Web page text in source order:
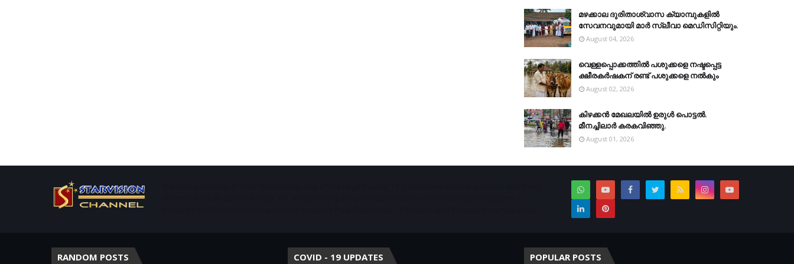
മഴക്കാല ദുരിതാശ്വാസ ക്യാമ്പുകളിൽ
സേവനവുമായി മാർ സ്ലീവാ മെഡിസിറ്റിയും.
August 04, 2026
വെള്ളപ്പൊക്കത്തില്‍ പശുക്കളെ നഷ്ടപ്പെട്ട
ക്ഷീരകര്‍ഷകന് രണ്ട് പശുക്കളെ നല്‍കും
August 02, 2026
കിഴക്കന്‍ മേഖലയില്‍ ഉരുള്‍ പൊട്ടല്‍.
മീനച്ചിലാര്‍ കരകവിഞ്ഞു.
August 01, 2026
RANDOM POSTS COVID - 19 UPDATES POPULAR POSTS